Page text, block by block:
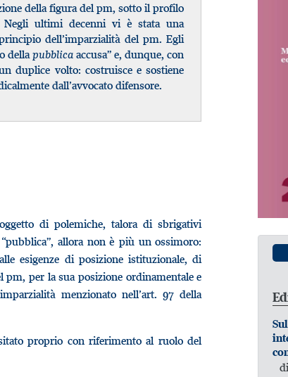
della figura del pm, sotto il profilo
Negli ultimi decenni vi è stata una
dell’imparzialità del pm. Egli
dellapubblica accusa” e, dunque, con
duplice volto: costruisce e sostiene
dall’avvocato difensore.
di polemiche, talora di sbrigativi
allora non è più un ossimoro:
esigenze di posizione istituzionale, di
per la sua posizione ordinamentale e
menzionato nell’art. 97 della
proprio con riferimento al ruolo del